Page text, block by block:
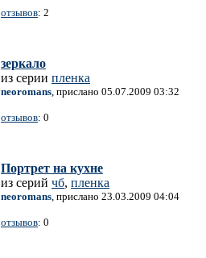
отзывов: 2
зеркало
из серии пленка
neoromans, прислано 05.07.2009 03:32
отзывов: 0
Портрет на кухне
из серий чб, пленка
neoromans, прислано 23.03.2009 04:04
отзывов: 0